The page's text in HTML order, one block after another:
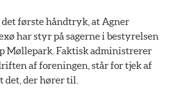
første håndtryk, at Agner
har styr på sagerne i bestyrelsen
Møllepark. Faktisk administrerer
af foreningen, står for tjek af
det, der hører til.